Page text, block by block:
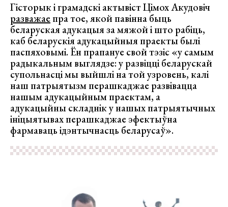
Гісторык і грамадскі актывіст Цімох Акудовіч
разважаепра тое, якой павінна быць
беларуская адукацыя за мяжой і што рабіць,
каб беларускія адукацыйныя праекты былі
паспяховымі. Ён прапануе свой тэзіс «у самым
радыкальным выглядзе: у развіцці беларускай
супольнасці мы выйшлі на той узровень, калі
наш патрыятызм перашкаджае развівацца
нашым адукацыйным праектам, а
адукацыйны складнік у нашых патрыятычных
ініцыятывах перашкаджае эфектыўна
фармаваць ідэнтычнасць беларусаў».